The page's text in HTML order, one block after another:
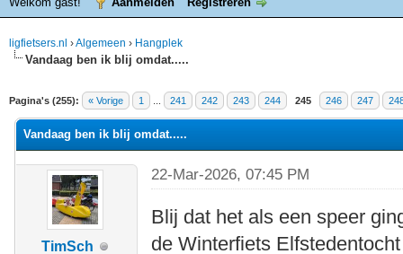
ligfietsers.nl ›Algemeen › Hangplek
Vandaag ben ik blij omdat.....
Pagina's (255): « Vorige 1 241 242 243 244 245 246 247
waardering is 4.25
Vandaag ben ik blij omdat.....
TimSch
22-Mar-2026, 07:45 PM
Blij dat het als een speer
de Winterfiets